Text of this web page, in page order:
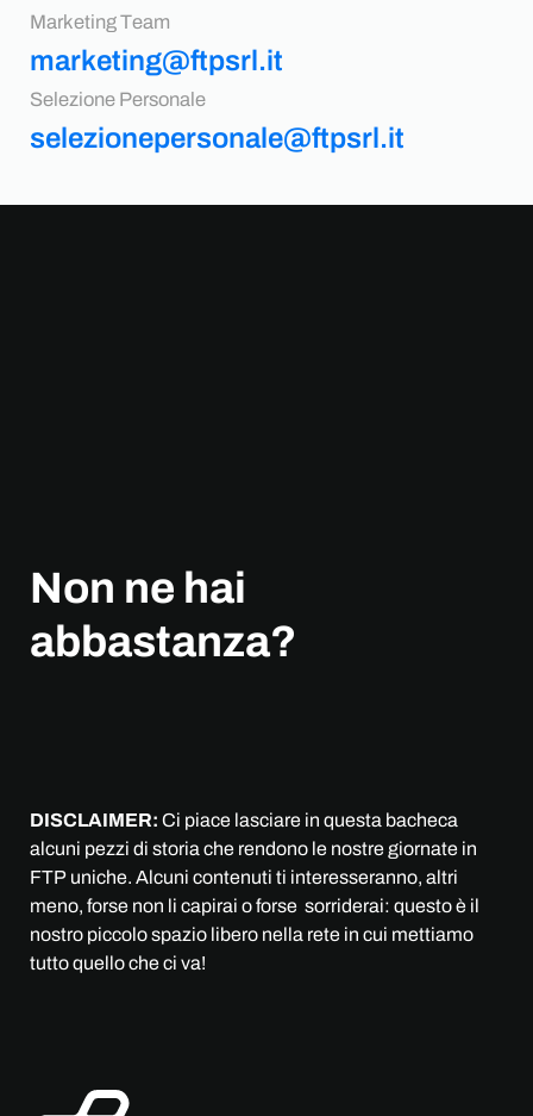
Marketing Team
marketing@ftpsrl.it
Selezione Personale
selezionepersonale@ftpsrl.it
Non ne hai
abbastanza?
DISCLAIMER: Ci piace lasciare in questa bacheca
alcuni pezzi di storia che rendono le nostre giornate in
FTP uniche. Alcuni contenuti ti interesseranno, altri
meno, forse non li capirai o forse sorriderai: questo è il
nostro piccolo spazio libero nella rete in cui mettiamo
tutto quello che ci va!